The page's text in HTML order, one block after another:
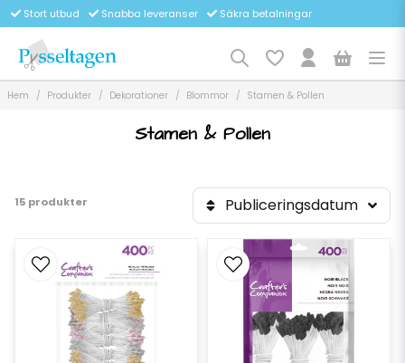
Stort utbud Snabba leveranser Säkra betalningar
Hem Produkter Dekorationer Blommor Stamen & Pollen
Stamen & Pollen
15 produkter Publiceringsdatum